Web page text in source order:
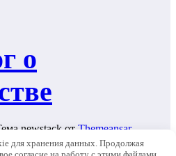
о
newstack отThemeansar.
для хранения данных. Продолжая